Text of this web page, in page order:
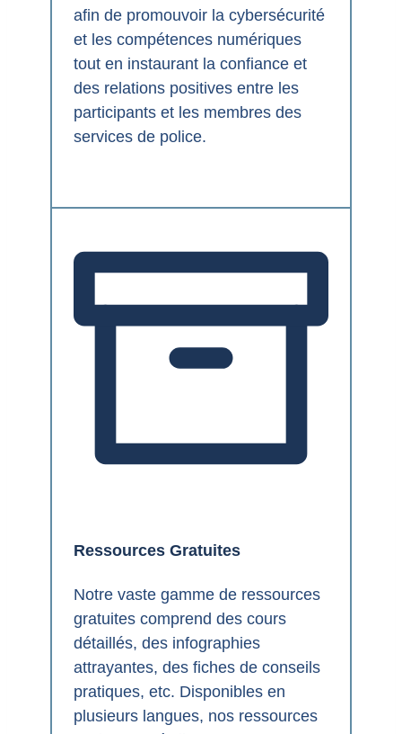
afin de promouvoir la cybersécurité
et les compétences numériques
tout en instaurant la confiance et
des relations positives entre les
participants et les membres des
services de police.
Ressources Gratuites
Notre vaste gamme de ressources
gratuites comprend des cours
détaillés, des infographies
attrayantes, des fiches de conseils
pratiques, etc. Disponibles en
plusieurs langues, nos ressources